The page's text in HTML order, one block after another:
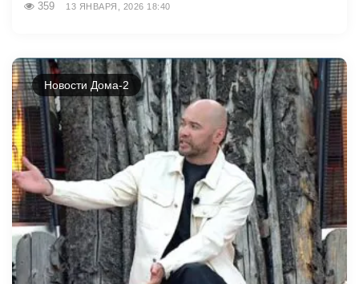
359 13 ЯНВАРЯ, 2026 18:40
Новости Дома-2